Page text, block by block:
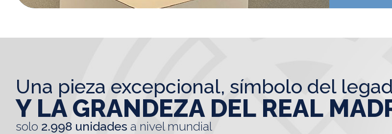
una pieza excepcional, símbolo del
Y LA GRANDEZA DEL REAL
solo 2.998 unidades a nivel mundial